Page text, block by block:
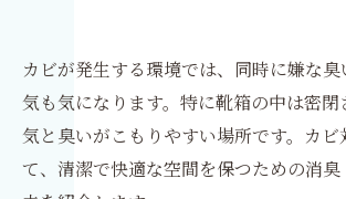
カビが発生する環境では、同時に嫌な
気も気になります。特に靴箱の中は密
気と臭いがこもりやすい場所です。カビ
て、清潔で快適な空間を保つための消